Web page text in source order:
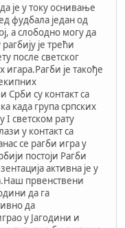
је у току оснивање
фудбала један од
а слободно могу да
је трећи
после светског
је такође
екипних
Срби су контакт са
када група српских
I светском рату
у контакт са
се рагби игра у
постоји Рагби
активна је у
првенствени
да га
да
у Јагодини и